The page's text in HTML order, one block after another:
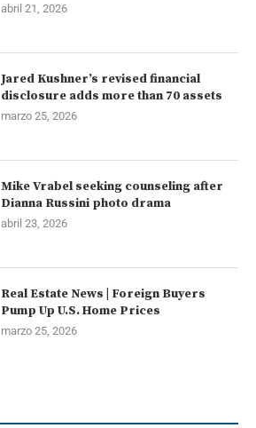
abril 21, 2026
Jared Kushner’s revised financial
disclosure adds more than 70 assets
marzo 25, 2026
Mike Vrabel seeking counseling after
Dianna Russini photo drama
abril 23, 2026
Real Estate News | Foreign Buyers
Pump Up U.S. Home Prices
marzo 25, 2026